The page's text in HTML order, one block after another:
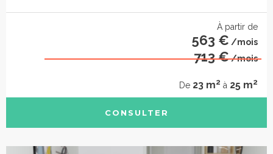
À partir de
563 € /mois
713 €/mois
De 23 m2 à 25 m2
CONSULTER